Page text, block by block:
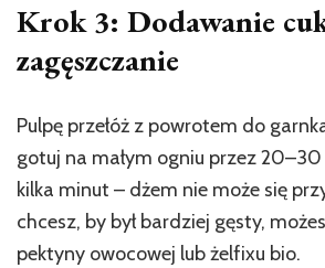
Krok 3: Dodawanie
zagęszczanie
Pulpę przełóż z powrotem do
gotuj na małym ogniu przez
kilka minut – dżem nie może się
chcesz, by był bardziej gęsty,
pektyny owocowej lub żelfixu bio.